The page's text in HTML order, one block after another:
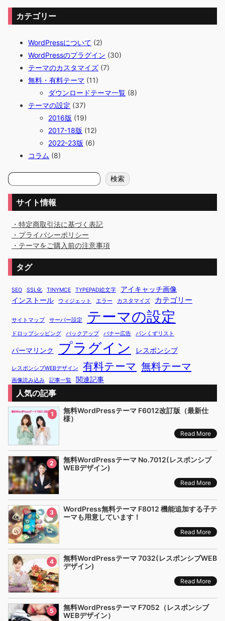
カテゴリー
WordPressについて (2)
WordPressのプラグイン (30)
テーマのカスタマイズ (7)
無料・有料テーマ (11)
ダウンロードテーマ一覧 (8)
テーマの設定 (37)
2016版 (19)
2017-18版 (12)
2022-23版 (6)
コラム (8)
検
索
検索
サイト情報
・特定商取引法に基づく表記
・プライバシーポリシー
・テーマをご購入前の注意事項
タグ
SEO SSL化 TINYMCE TYPEPAD絵文字
アイキャッチ画像
インストール
ウィジェット エラー カスタマイズ カテゴリー
サイトマップ サーバー設定 テーマの設定
ドロップシッピング バックアップ バナー広告 パンくずリスト
パーマリンク プラグイン レスポンシブ
レスポンシブWEBデザイン 有料テーマ 無料テーマ
画像読み込み 記事一覧 関連記事
人気の記事
1
無料WordPressテーマ F6012改訂版（最新仕
様）
Read More
2
無料WordPressテーマ No.7012(レスポンシブ
WEBデザイン)
Read More
3
WordPress無料テーマ F8012 機能追加する子テ
ーマも用意しています！
Read More
4
無料WordPressテーマ 7032(レスポンシブWEB
デザイン)
Read More
5
無料WordPressテーマ F7052（レスポンシブ
WEBデザイン）